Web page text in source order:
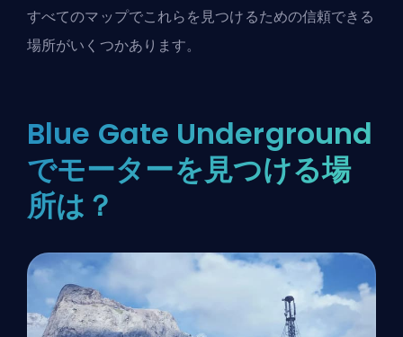
すべてのマップでこれらを見つけるための信頼できる
場所がいくつかあります。
Blue Gate Underground
でモーターを見つける場
所は？